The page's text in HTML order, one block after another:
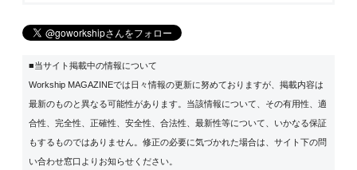
■当サイト掲載中の情報について
Workship MAGAZINEでは日々情報の更新に努めておりますが、掲載内容は
最新のものと異なる可能性があります。当該情報について、その有用性、適
合性、完全性、正確性、安全性、合法性、最新性等について、いかなる保証
もするものではありません。修正の必要に気づかれた場合は、サイト下の問
い合わせ窓口よりお知らせください。